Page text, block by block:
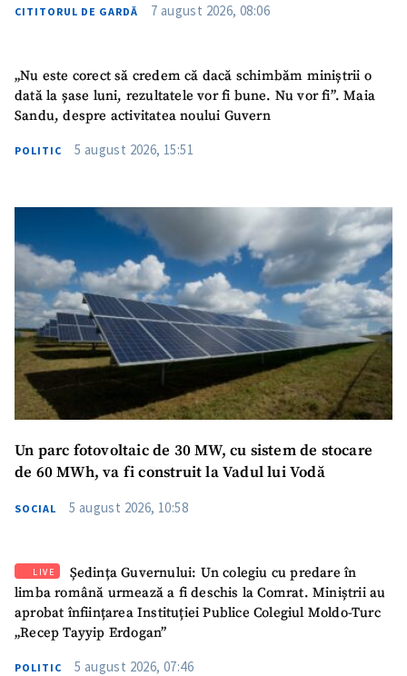
CITITORUL DE GARDĂ 7 august 2026, 08:06
„Nu este corect să credem că dacă schimbăm miniștrii o
dată la șase luni, rezultatele vor fi bune. Nu vor fi”. Maia
Sandu, despre activitatea noului Guvern
POLITIC 5 august 2026, 15:51
Un parc fotovoltaic de 30 MW, cu sistem de stocare
de 60 MWh, va fi construit la Vadul lui Vodă
SOCIAL 5 august 2026, 10:58
LIVE
Ședința Guvernului: Un colegiu cu predare în
limba română urmează a fi deschis la Comrat. Miniștrii au
aprobat înființarea Instituției Publice Colegiul Moldo-Turc
„Recep Tayyip Erdogan”
POLITIC 5 august 2026, 07:46